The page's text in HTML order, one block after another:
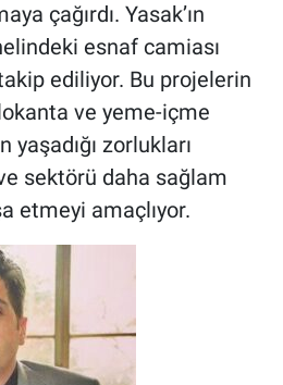
çağırdı. Yasak’ın
esnaf camiası
ediliyor. Bu projelerin
ve yeme-içme
yaşadığı zorlukları
sektörü daha sağlam
etmeyi amaçlıyor.